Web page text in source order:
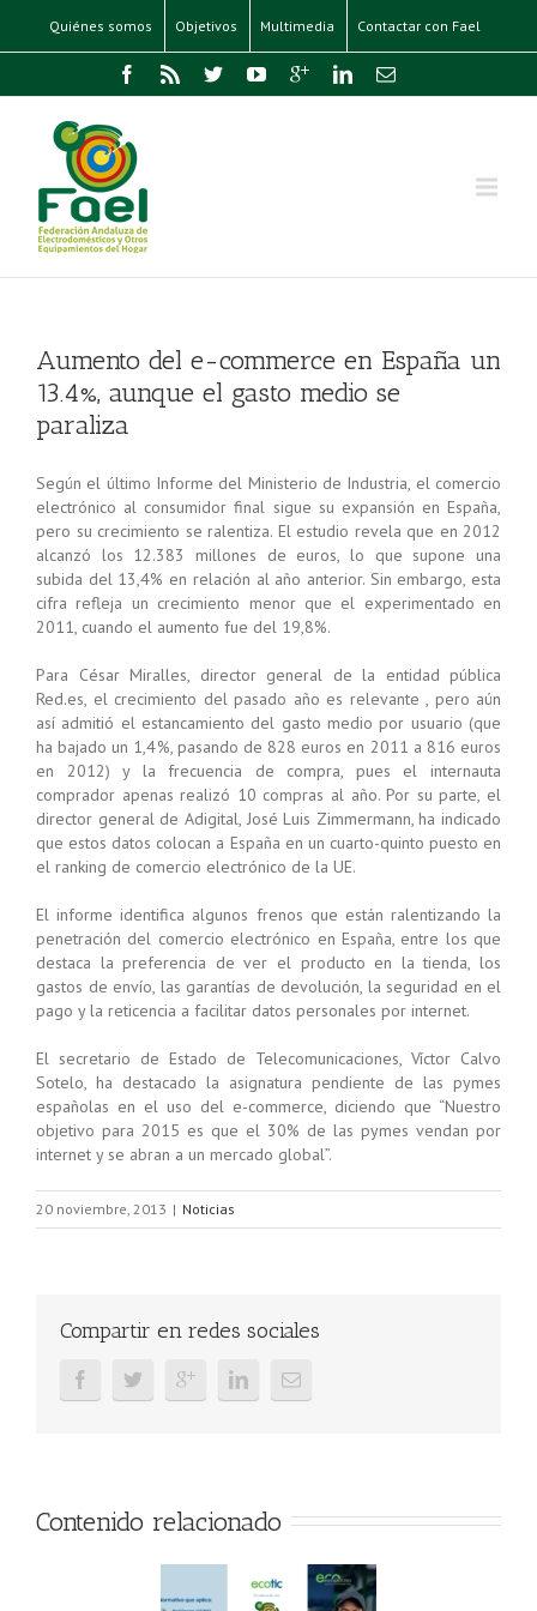
Quiénes somos Objetivos Multimedia Contactar con Fael
Aumento del e-commerce en España un
13.4%, aunque el gasto medio se
paraliza
Según el último Informe del Ministerio de Industria, el comercio
electrónico al consumidor final sigue su expansión en España,
pero su crecimiento se ralentiza. El estudio revela que en 2012
alcanzó los 12.383 millones de euros, lo que supone una
subida del 13,4% en relación al año anterior. Sin embargo, esta
cifra refleja un crecimiento menor que el experimentado en
2011, cuando el aumento fue del 19,8%.
Para César Miralles, director general de la entidad pública
Red.es, el crecimiento del pasado año es relevante , pero aún
así admitió el estancamiento del gasto medio por usuario (que
ha bajado un 1,4%, pasando de 828 euros en 2011 a 816 euros
en 2012) y la frecuencia de compra, pues el internauta
comprador apenas realizó 10 compras al año. Por su parte, el
director general de Adigital, José Luis Zimmermann, ha indicado
que estos datos colocan a España en un cuarto-quinto puesto en
el ranking de comercio electrónico de la UE.
El informe identifica algunos frenos que están ralentizando la
penetración del comercio electrónico en España, entre los que
destaca la preferencia de ver el producto en la tienda, los
gastos de envío, las garantías de devolución, la seguridad en el
pago y la reticencia a facilitar datos personales por internet.
El secretario de Estado de Telecomunicaciones, Víctor Calvo
Sotelo, ha destacado la asignatura pendiente de las pymes
españolas en el uso del e-commerce, diciendo que “Nuestro
objetivo para 2015 es que el 30% de las pymes vendan por
internet y se abran a un mercado global”.
20 noviembre, 2013 | Noticias
Compartir en redes sociales
Contenido relacionado